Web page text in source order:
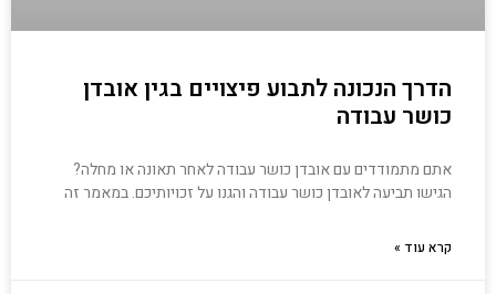
הדרך הנכונה לתבוע פיצויים בגין אובדן
כושר עבודה
אתם מתמודדים עם אובדן כושר עבודה לאחר תאונה או מחלה?
הגישו תביעה לאובדן כושר עבודה והגנו על זכויותיכם. במאמר זה
קרא עוד »